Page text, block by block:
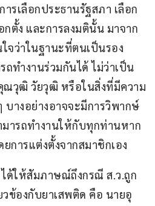
รเลือกประธานรัฐสภา เลือก
กตั้ง และการลงมตินั้น มาจาก
จว่าในฐานะที่ตนเป็นรอง
ถทำงานร่วมกันได้ ไม่ว่าเป็น
ณวุฒิ วัยวุฒิ หรือในสิ่งที่มีความ
บางอย่างอาจจะมีการวิพากษ์
ารถทำงานให้กับทุกท่านหาก
การแต่งตั้งจากสมาชิกเอง
ด้ให้สัมภาษณ์ถึงกรณี ส.ว.ถูก
ข้องกับยาเสพติด คือ นายอุ